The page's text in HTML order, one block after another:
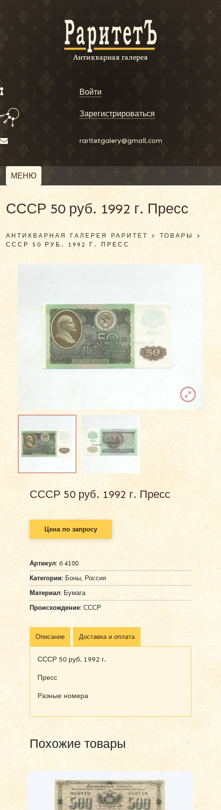
Войти
Зарегистрироваться
raritetgalery@gmail.com
МЕНЮ
СССР 50 руб. 1992 г. Пресс
АНТИКВАРНАЯ ГАЛЕРЕЯ РАРИТЕТ> ТОВАРЫ>
СССР 50 РУБ. 1992 Г. ПРЕСС
СССР 50 руб. 1992 г. Пресс
Цена по запросу
Артикул: б 4100
Категории: Боны,Россия
Материал:Бумага
Происхождение:СССР
Описание Доставка и оплата
СССР 50 руб. 1992 г.
Пресс
Разные номера
Похожие товары